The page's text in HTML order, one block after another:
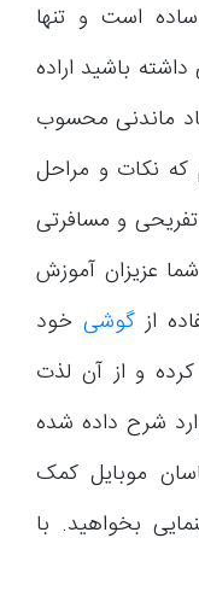
است و تنها
باشید اراده
ماندنی محسوب
که نکات و مراحل
و مسافرتی
عزیزان آموزش
ازگوشی خود
و از آن لذت
شرح داده شده
موبایل کمک
بخواهید. با